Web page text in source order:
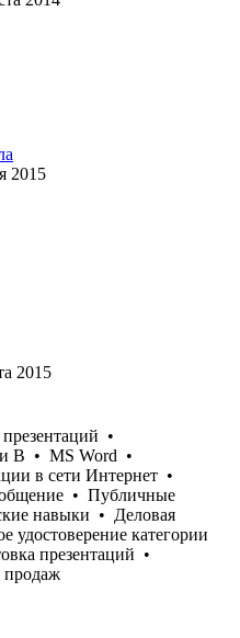
2015
2015
•
В • MS Word •
в сети Интернет •
• Публичные
навыки • Деловая
удостоверение категории
презентаций •